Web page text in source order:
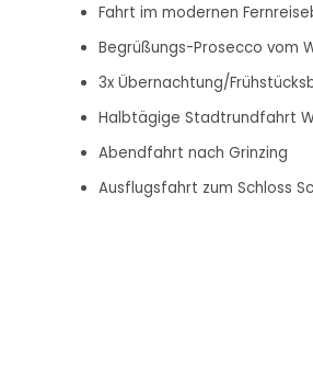
Fahrt im modernen
Begrüßungs-Prosecco vom
3x Übernachtung/
Halbtägige Stadtrundfahrt
Abendfahrt nach Grinzing
Ausflugsfahrt zum Schloss